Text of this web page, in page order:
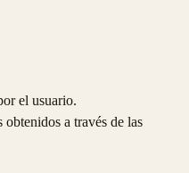
el usuario.
a través de las